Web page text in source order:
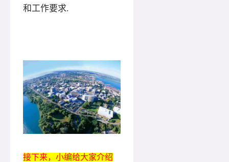
和工作要求.
接下来，小编给大家介绍